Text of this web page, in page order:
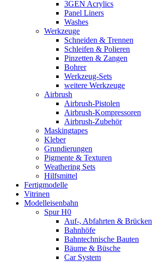
3GEN Acrylics
Panel Liners
Washes
Werkzeuge
Schneiden & Trennen
Schleifen & Polieren
Pinzetten & Zangen
Bohrer
Werkzeug-Sets
weitere Werkzeuge
Airbrush
Airbrush-Pistolen
Airbrush-Kompressoren
Airbrush-Zubehör
Maskingtapes
Kleber
Grundierungen
Pigmente & Texturen
Weathering Sets
Hilfsmittel
Fertigmodelle
Vitrinen
Modelleisenbahn
Spur H0
Auf-, Abfahrten & Brücken
Bahnhöfe
Bahntechnische Bauten
Bäume & Büsche
Car System